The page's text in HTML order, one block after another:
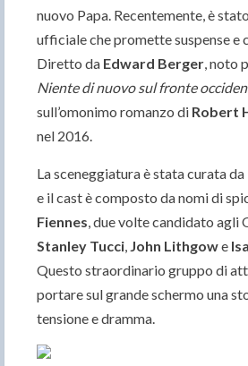
nuovo Papa. Recentemente, è
ufficiale che promette suspense e
Diretto da Edward Berger, noto
Niente di nuovo sul fronte
sull’omonimo romanzo di Robert
nel 2016.
La sceneggiatura è stata curata da
e il cast è composto da nomi di
Fiennes, due volte candidato agli
Stanley Tucci, John Lithgowe
Questo straordinario gruppo di
portare sul grande schermo una
tensione e dramma.